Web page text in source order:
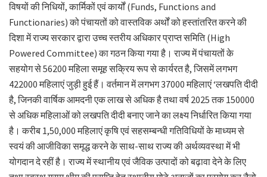
विषयों की निधियों, कार्मिकों एवं कार्यों (Funds, Functions and
Functionaries) को पंचायतों को वास्तविक अर्थों को हस्तांतरित करने की
दिशा में राज्य सरकार द्वारा उच्च स्तरीय अधिकार प्राप्त समिति (High
Powered Committee) का गठन किया गया है। राज्य में पंचायतों के
सहयोग से 56200 महिला समूह सक्रिय रूप से कार्यरत है, जिसमें लगभग
422000 महिलाएं जुड़ी हुई हैं। वर्तमान में लगभग 37000 महिलाएं ‘लखपति दीदी
है, जिनकी वार्षिक आमदनी एक लाख से अधिक है तथा वर्ष 2025 तक 150000
से अधिक महिलाओं को लखपति दीदी बनाए जाने का लक्ष्य निर्धारित किया गया
है। करीब 1,50,000 महिलाएं कृषि एवं सहसम्बन्धी गतिविधियों के माध्यम से
स्वयं की आजीविका समृद्ध करने के साथ-साथ राज्य की अर्थव्यवस्था में भी
योगदान दे रहीं है। राज्य में स्थानीय एवं जैविक उत्पादों को बढ़ावा देने के लिए